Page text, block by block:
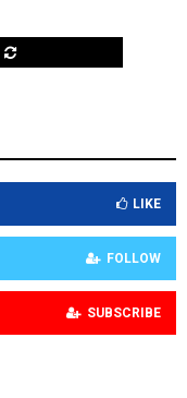
LIKE
FOLLOW
SUBSCRIBE